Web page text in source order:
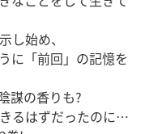
始め、
に「前回」の記憶を
謀の香りも?
るはずだったのに…